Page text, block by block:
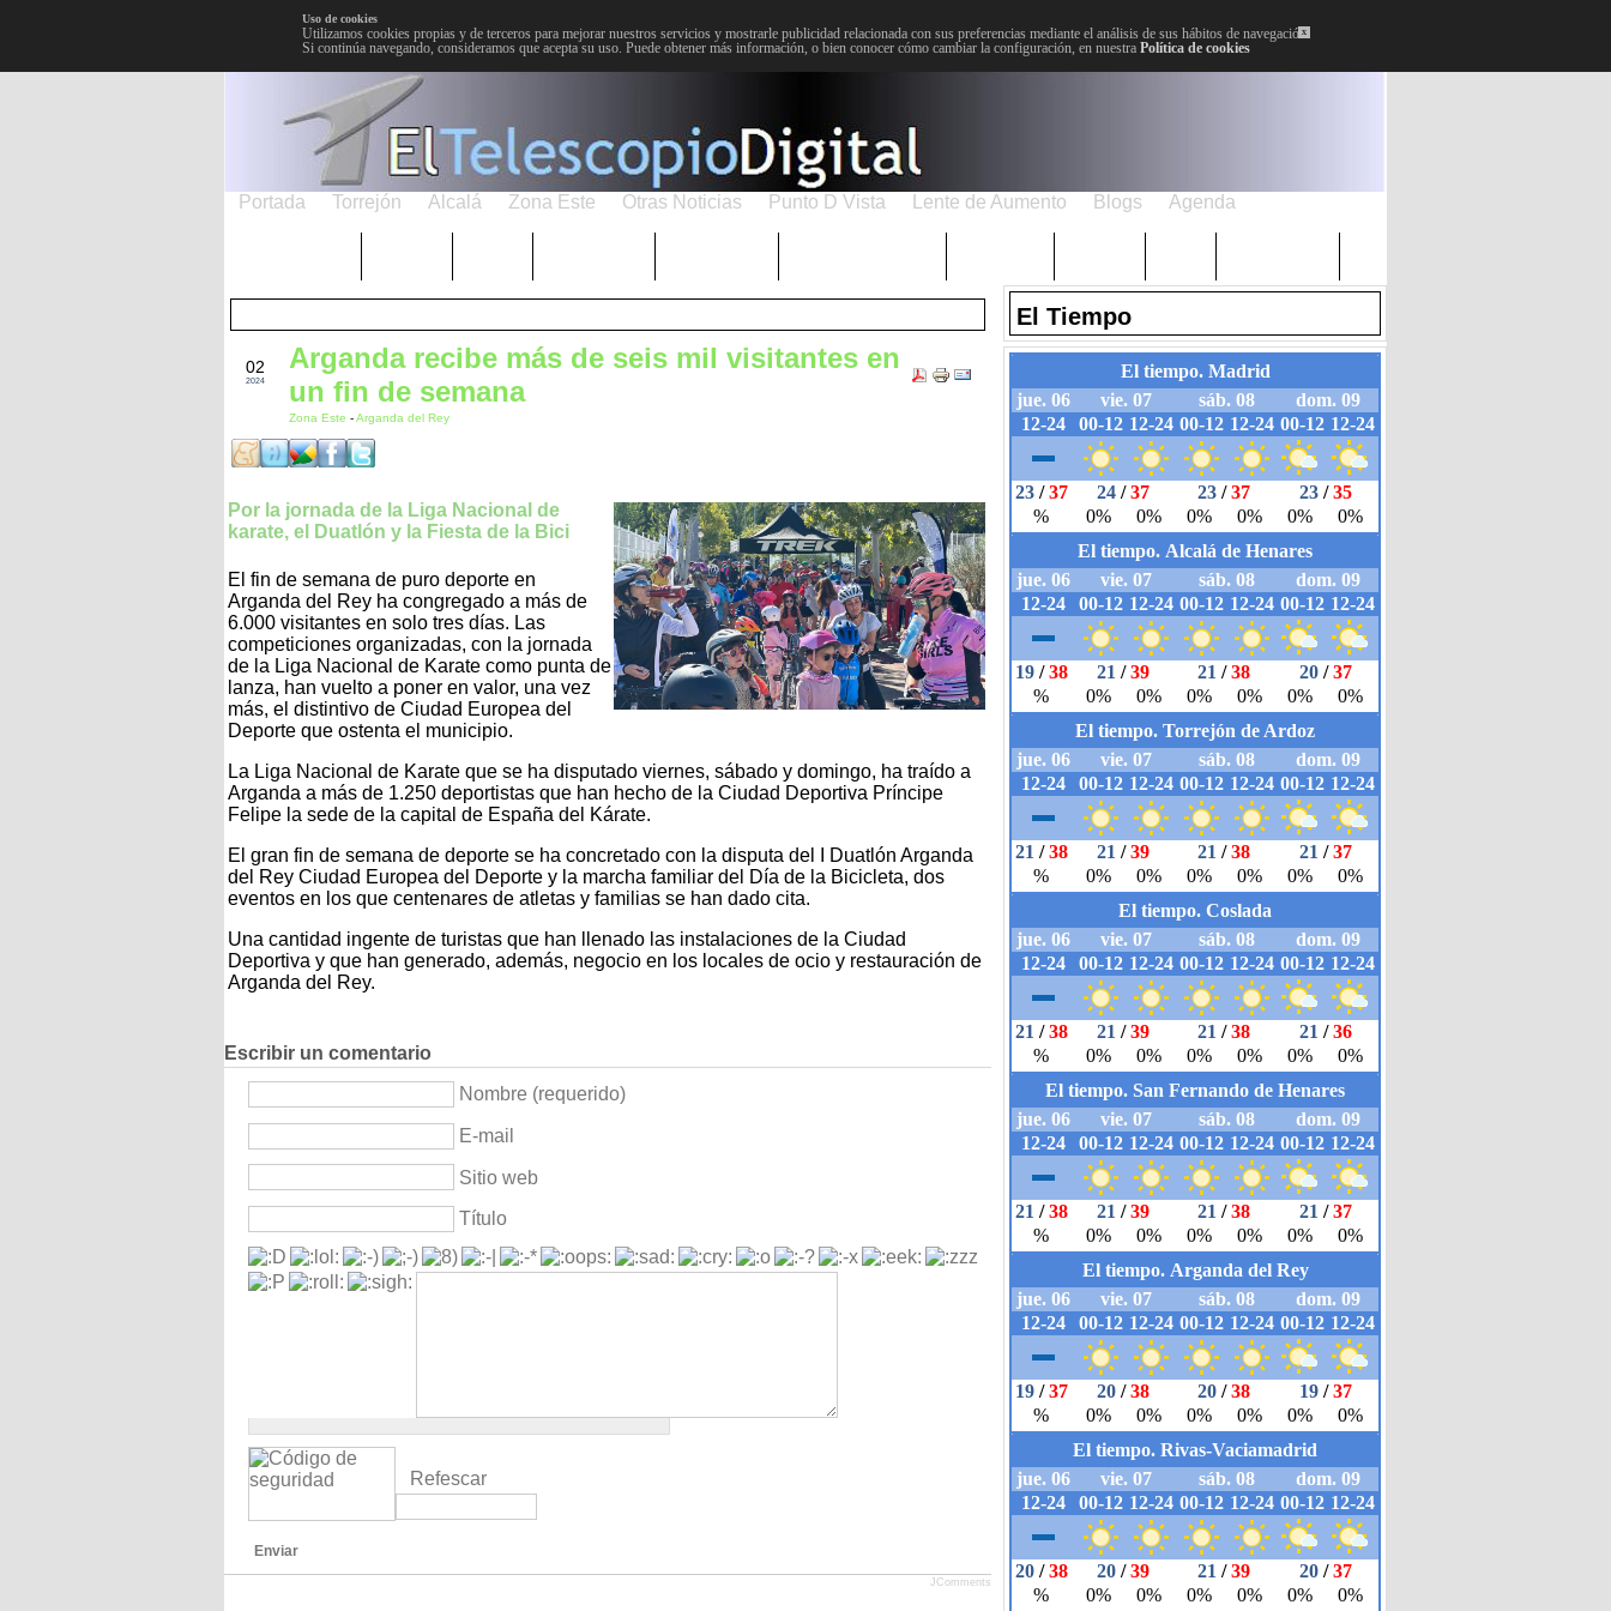
x
Uso de cookies
Utilizamos cookies propias y de terceros para mejorar nuestros servicios y mostrarle publicidad relacionada con sus preferencias mediante el análisis de sus hábitos de navegación.
Si continúa navegando, consideramos que acepta su uso. Puede obtener más información, o bien conocer cómo cambiar la configuración, en nuestra Política de cookies
Portada Torrejón Alcalá Zona Este Otras Noticias Punto D Vista Lente de Aumento Blogs Agenda
02
2024
Arganda recibe más de seis mil visitantes en
un fin de semana
Zona Este -Arganda del Rey
Por la jornada de la Liga Nacional de
karate, el Duatlón y la Fiesta de la Bici
El fin de semana de puro deporte en
Arganda del Rey ha congregado a más de
6.000 visitantes en solo tres días. Las
competiciones organizadas, con la jornada
de la Liga Nacional de Karate como punta de
lanza, han vuelto a poner en valor, una vez
más, el distintivo de Ciudad Europea del
Deporte que ostenta el municipio.
La Liga Nacional de Karate que se ha disputado viernes, sábado y domingo, ha traído a
Arganda a más de 1.250 deportistas que han hecho de la Ciudad Deportiva Príncipe
Felipe la sede de la capital de España del Kárate.
El gran fin de semana de deporte se ha concretado con la disputa del I Duatlón Arganda
del Rey Ciudad Europea del Deporte y la marcha familiar del Día de la Bicicleta, dos
eventos en los que centenares de atletas y familias se han dado cita.
Una cantidad ingente de turistas que han llenado las instalaciones de la Ciudad
Deportiva y que han generado, además, negocio en los locales de ocio y restauración de
Arganda del Rey.
Escribir un comentario
Nombre (requerido)
E-mail
Sitio web
Título
Refescar
Enviar
JComments
El Tiempo